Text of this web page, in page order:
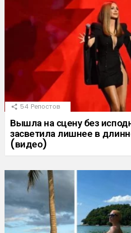
54 Репостов
Вышла на сцену без
засветила лишнее в
(видео)